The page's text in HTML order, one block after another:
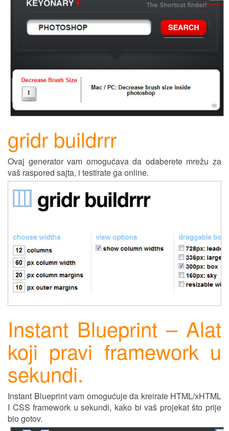
gridr buildrrr
Ovaj generator vam omogućava da odaberete mrežu za
vaš raspored sajta, i testirate ga online.
Instant Blueprint – Alat
koji pravi framework u
sekundi.
Instant Blueprint vam omogućuje da kreirate HTML/xHTML
I CSS framework u sekundi, kako bi vaš projekat što prije
bio gotov.